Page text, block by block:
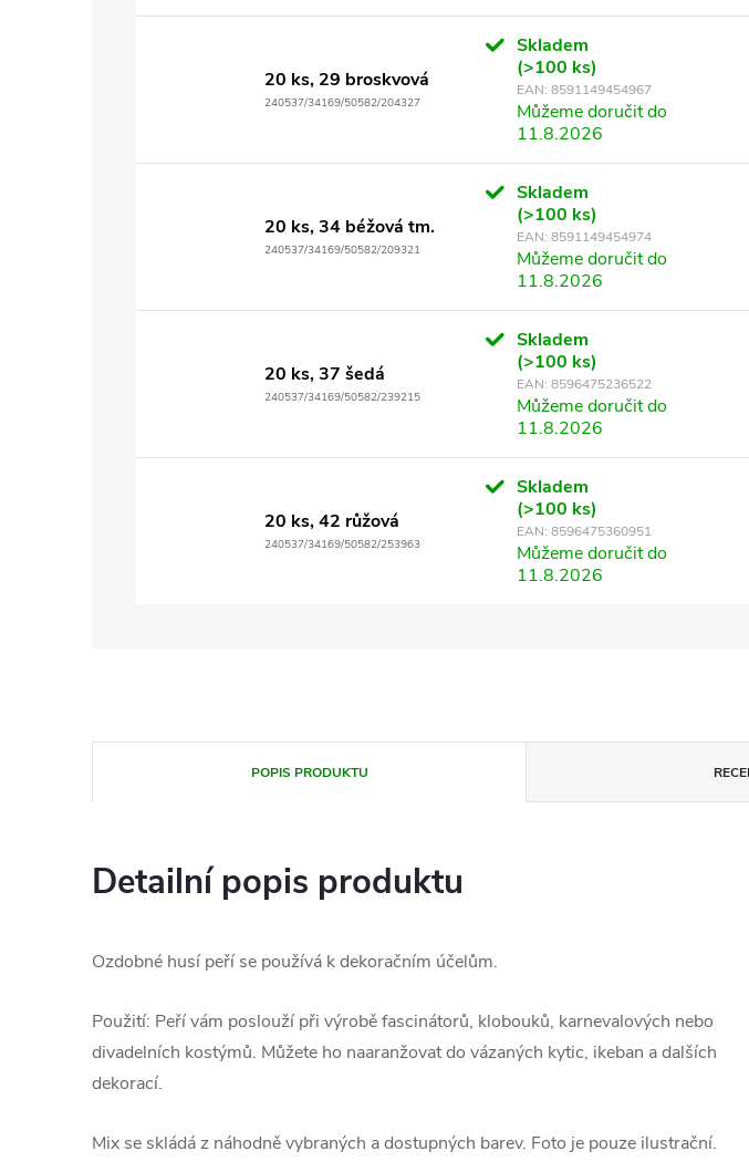
20 ks, 29 broskvová
240537/34169/50582/204327
Skladem
(>100 ks)
EAN: 8591149454967
Můžeme doručit do
11.8.2026
20 ks, 34 béžová tm.
240537/34169/50582/209321
Skladem
(>100 ks)
EAN: 8591149454974
Můžeme doručit do
11.8.2026
20 ks, 37 šedá
240537/34169/50582/239215
Skladem
(>100 ks)
EAN: 8596475236522
Můžeme doručit do
11.8.2026
20 ks, 42 růžová
240537/34169/50582/253963
Skladem
(>100 ks)
EAN: 8596475360951
Můžeme doručit do
11.8.2026
POPIS PRODUKTU
Detailní popis produktu
Ozdobné husí peří se používá k dekoračním účelům.
Použití: Peří vám poslouží při výrobě fascinátorů, klobouků, karnevalových nebo
divadelních kostýmů. Můžete ho naaranžovat do vázaných kytic, ikeban a dalších
dekorací.
Mix se skládá z náhodně vybraných a dostupných barev. Foto je pouze ilustrační.